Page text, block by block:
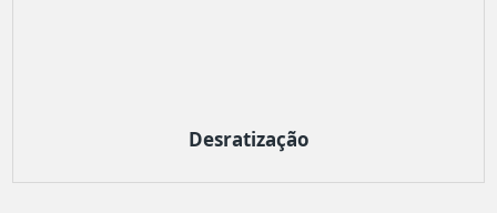
Desratização